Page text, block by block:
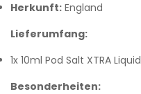
Herkunft: England
Lieferumfang:
1x 10ml Pod Salt XTRA Liquid
Besonderheiten: